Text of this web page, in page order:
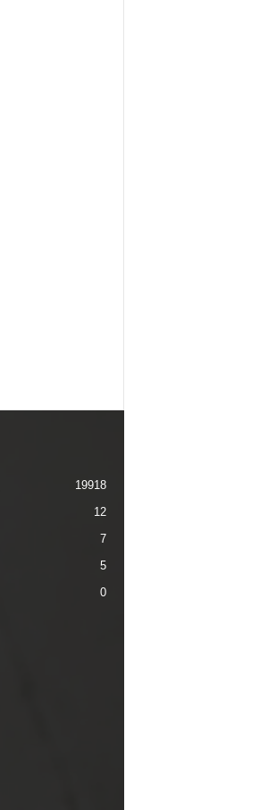
19918
12
7
5
0